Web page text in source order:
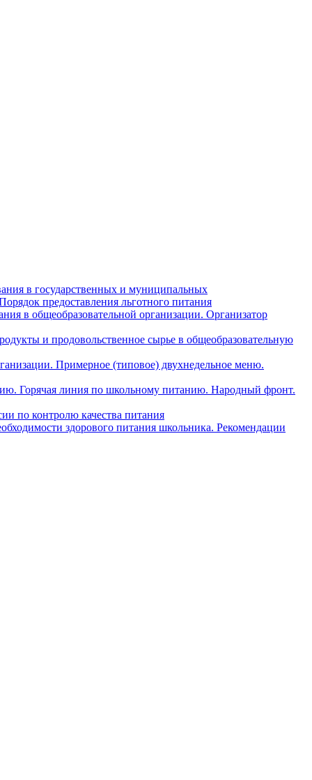
в государственных и муниципальных
предоставления льготного питания
в общеобразовательной организации. Организатор
и продовольственное сырье в общеобразовательную
Примерное (типовое) двухнедельное меню.
Горячая линия по школьному питанию. Народный фронт.
по контролю качества питания
здорового питания школьника. Рекомендации